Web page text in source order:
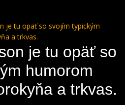
je tu opäť so svojím typickým
a trkvas.
je tu opäť so
humorom
a trkvas.